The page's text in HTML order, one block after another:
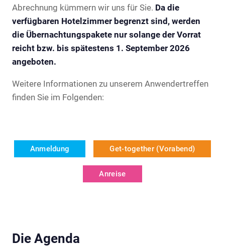
Abrechnung kümmern wir uns für Sie. Da die
verfügbaren Hotelzimmer begrenzt sind, werden
die Übernachtungspakete nur solange der Vorrat
reicht bzw. bis spätestens 1. September 2026
angeboten.
Weitere Informationen zu unserem Anwendertreffen
finden Sie im Folgenden:
Anmeldung Get-together (Vorabend)
Anreise
Die Agenda